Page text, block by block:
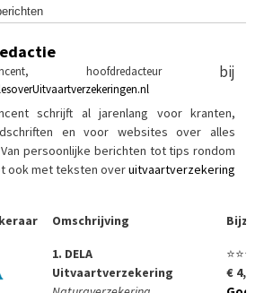
hoofdredacteurbij
schrijft al jarenlang voor kranten,
en voor websites over alles
persoonlijke berichten tot tips rondom
ook met teksten overuitvaartverzekering
Omschrijving
1. DELA
Uitvaartverzekering
⭐⭐⭐⭐⭐
€ 4,99